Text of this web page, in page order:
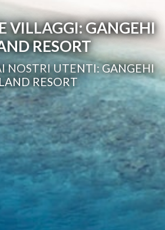
VILLAGGI: GANGEHI
RESORT
NOSTRI UTENTI: GANGEHI
RESORT